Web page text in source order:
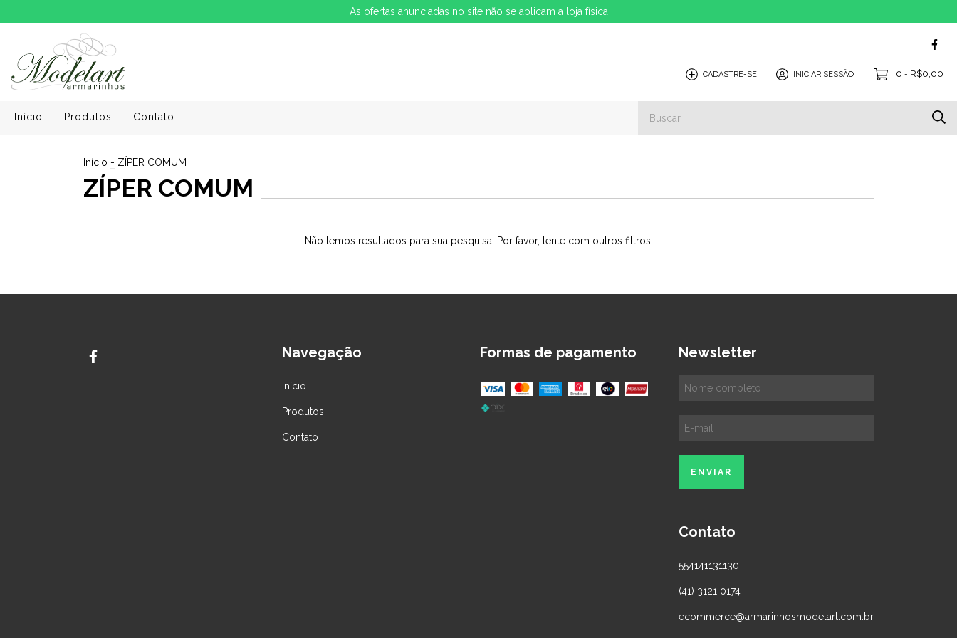
As ofertas anunciadas no site não se aplicam a loja física
CADASTRE-SE INICIAR SESSÃO 0 - R$0,00
Início Produtos Contato
Início - ZÍPER COMUM
ZÍPER COMUM
Não temos resultados para sua pesquisa. Por favor, tente com outros filtros.
Navegação
Início
Produtos
Contato
Formas de pagamento Newsletter
Contato
554141131130
(41) 3121 0174
ecommerce@armarinhosmodelart.com.br